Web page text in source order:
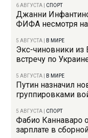
6 АВГУСТА СПОРТ
Джанни
ФИФА несмотря на
5 АВГУСТА В МИРЕ
Экс-чиновники
встречу по
5 АВГУСТА В МИРЕ
Путин назначил
группировками
5 АВГУСТА СПОРТ
Фабио Каннаваро
зарплате в